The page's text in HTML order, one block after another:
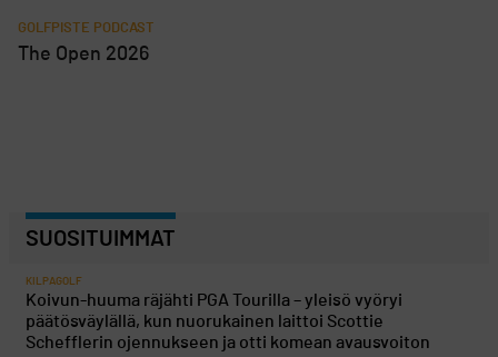
GOLFPISTE PODCAST
The Open 2026
SUOSITUIMMAT
KILPAGOLF
Koivun-huuma räjähti PGA Tourilla – yleisö vyöryi
päätösväylällä, kun nuorukainen laittoi Scottie
Schefflerin ojennukseen ja otti komean avausvoiton